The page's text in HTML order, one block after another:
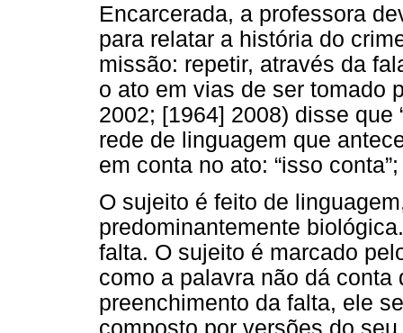
Encarcerada, a professora
para relatar a história do
missão: repetir, através da
o ato em vias de ser tomado
2002; [1964] 2008) disse que
rede de linguagem que
em conta no ato: “isso
O sujeito é feito de
predominantemente
falta. O sujeito é marcado
como a palavra não dá
preenchimento da falta, ele